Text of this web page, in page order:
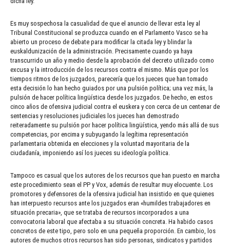
Es muy sospechosa la casualidad de que el anuncio de llevar esta ley al
Tribunal Constitucional se produzca cuando en el Parlamento Vasco se ha
abierto un proceso de debate para modificar la citada ley y blindar la
euskaldunización de la administración. Precisamente cuando ya haya
transcurrido un año y medio desde la aprobación del decreto utilizado como
excusa y la introducción de los recursos contra el mismo. Más que por los
tiempos ritmos de los juzgados, parecería que los jueces que han tomado
esta decisión lo han hecho guiados por una pulsión política; una vez más, la
pulsión de hacer política lingüística desde los juzgados. De hecho, en estos
cinco años de ofensiva judicial contra el euskera y con cerca de un centenar de
sentencias y resoluciones judiciales los jueces han demostrado
reiteradamente su pulsión por hacer política lingüística, yendo más allá de sus
competencias, por encima y subyugando la legítima representación
parlamentaria obtenida en elecciones y la voluntad mayoritaria de la
ciudadanía, imponiendo así los jueces su ideología política.
Tampoco es casual que los autores de los recursos que han puesto en marcha
este procedimiento sean el PP y Vox, además de resultar muy elocuente. Los
promotores y defensores de la ofensiva judicial han insistido en que quienes
han interpuesto recursos ante los juzgados eran «humildes trabajadores en
situación precaria», que se trataba de recursos incorporados a una
convocatoria laboral que afectaba a su situación concreta. Ha habido casos
concretos de este tipo, pero solo en una pequeña proporción. En cambio, los
autores de muchos otros recursos han sido personas, sindicatos y partidos